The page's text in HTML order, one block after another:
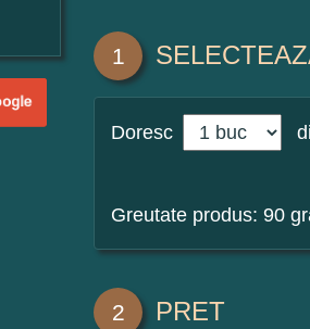
1
Doresc
Greutate produs: 90
2 PRET